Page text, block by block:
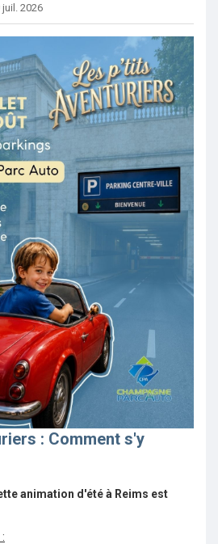
juil. 2026
: Comment s'y
animation d'été à Reims est